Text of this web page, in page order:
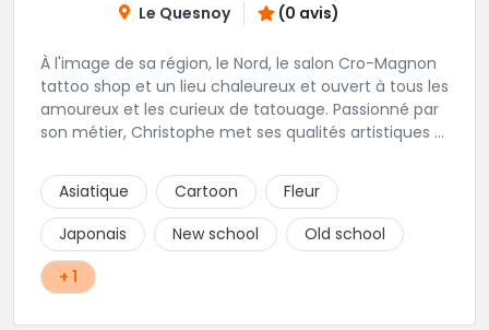
Le Quesnoy (0 avis)
À l'image de sa région, le Nord, le salon Cro-Magnon
tattoo shop et un lieu chaleureux et ouvert à tous les
amoureux et les curieux de tatouage. Passionné par
son métier, Christophe met ses qualités artistiques à
Asiatique
Cartoon
Fleur
Japonais
New school
Old school
+ 1